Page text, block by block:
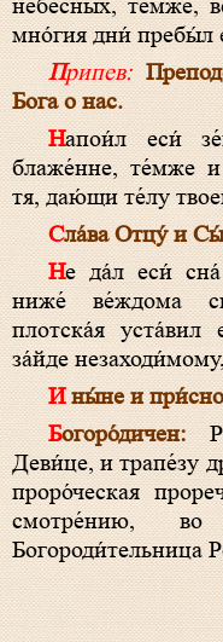
небе́сных, те́мже,
мно́гия дни́ пребы́л
Припев:
Бога о нас.
Напои́л еси́ зе́млю души́ твоея́ слеза́ми,
блаже́нне, те́мже и
тя, даю́щи те́лу
Сла́ва Отцу́ и
Не да́л еси́ сна́ свои́ма очи́ма, преподо́бне,
ниже́ ве́ждома
плотска́я
за́йде
И ны́не и
Богоро́дичен:
Деви́це, и трапе́зу
проро́ческая
смотре́нию,
Богороди́тельница